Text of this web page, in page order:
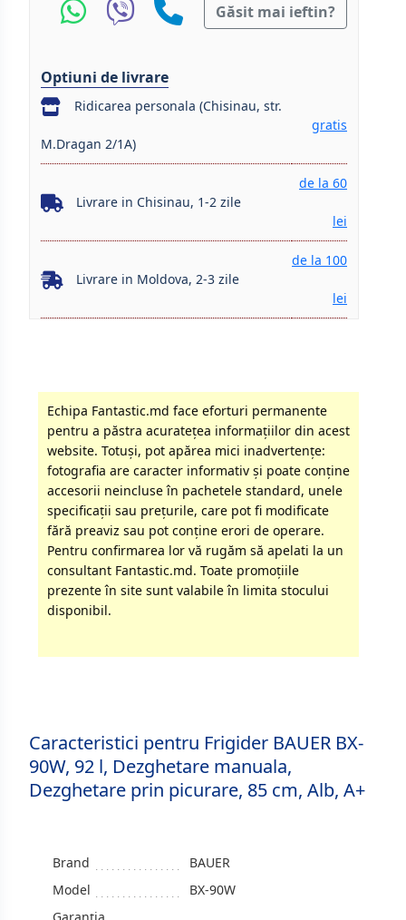
Găsit mai ieftin?
Optiuni de livrare
Ridicarea personala (Chisinau, str.
M.Dragan 2/1A)
gratis
Livrare in Chisinau, 1-2 zile
de la 60
lei
Livrare in Moldova, 2-3 zile
de la 100
lei
Echipa Fantastic.md face eforturi permanente
pentru a păstra acurateţea informaţiilor din acest
website. Totuși, pot apărea mici inadvertenţe:
fotografia are caracter informativ şi poate conţine
accesorii neincluse în pachetele standard, unele
specificaţii sau preţurile, care pot fi modificate
fără preaviz sau pot conţine erori de operare.
Pentru confirmarea lor vă rugăm să apelati la un
consultant Fantastic.md. Toate promoţiile
prezente în site sunt valabile în limita stocului
disponibil.
Caracteristici pentru Frigider BAUER BX-
90W, 92 l, Dezghetare manuala,
Dezghetare prin picurare, 85 cm, Alb, A+
Brand
BAUER
Model
BX-90W
Garanția